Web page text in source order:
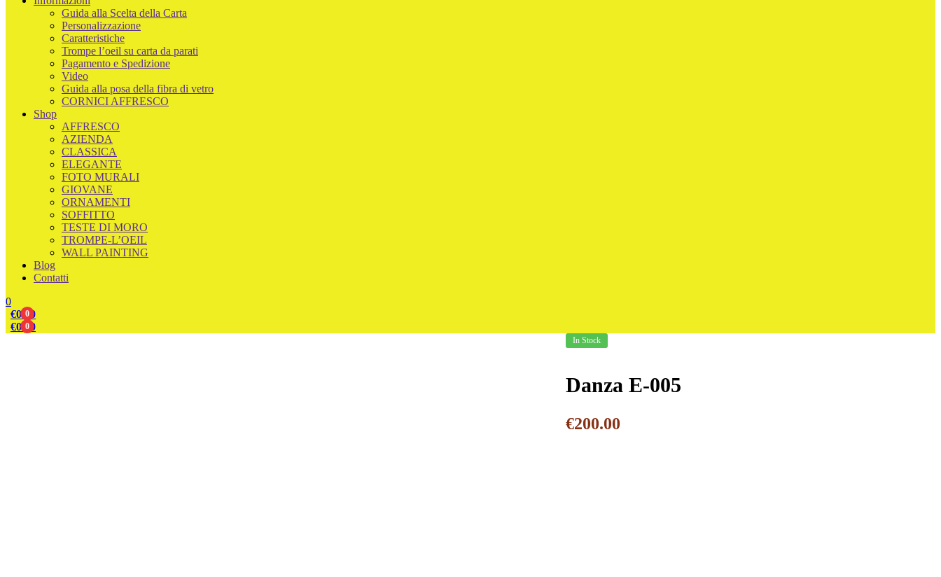
Guida alla Scelta della Carta
Personalizzazione
Caratteristiche
Trompe l’oeil su carta da parati
Pagamento e Spedizione
Video
Guida alla posa della fibra di vetro
CORNICI AFFRESCO
Shop
AFFRESCO
AZIENDA
CLASSICA
ELEGANTE
FOTO MURALI
GIOVANE
ORNAMENTI
SOFFITTO
TESTE DI MORO
TROMPE-L’OEIL
WALL PAINTING
Blog
Contatti
0
0
€0.00
0
€0.00
In Stock
Danza E-005
€200.00